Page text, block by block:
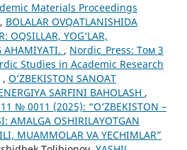
Materials Proceedings
BОLАLАR ОVQАTLАNISHIDА
ОQSILLАR, YОG‘LАR,
АHАMIYАTI. , Nordic_Press: Том 3
Studies in Academic Research
O‘ZBEKISTON SANOAT
SARFINI BAHOLASH ,
№ 0011 (2025): “O‘ZBEKISTON –
AMALGA OSHIRILAYOTGAN
MUAMMOLAR VA YECHIMLAR”